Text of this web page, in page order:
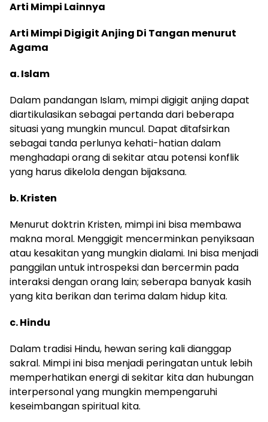
Arti Mimpi Lainnya
Arti Mimpi Digigit Anjing Di Tangan menurut
Agama
a. Islam
Dalam pandangan Islam, mimpi digigit anjing dapat
diartikulasikan sebagai pertanda dari beberapa
situasi yang mungkin muncul. Dapat ditafsirkan
sebagai tanda perlunya kehati-hatian dalam
menghadapi orang di sekitar atau potensi konflik
yang harus dikelola dengan bijaksana.
b. Kristen
Menurut doktrin Kristen, mimpi ini bisa membawa
makna moral. Menggigit mencerminkan penyiksaan
atau kesakitan yang mungkin dialami. Ini bisa menjadi
panggilan untuk introspeksi dan bercermin pada
interaksi dengan orang lain; seberapa banyak kasih
yang kita berikan dan terima dalam hidup kita.
c. Hindu
Dalam tradisi Hindu, hewan sering kali dianggap
sakral. Mimpi ini bisa menjadi peringatan untuk lebih
memperhatikan energi di sekitar kita dan hubungan
interpersonal yang mungkin mempengaruhi
keseimbangan spiritual kita.